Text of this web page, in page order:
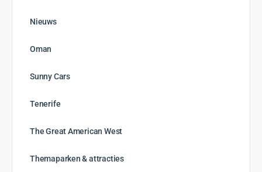
Nieuws
Oman
Sunny Cars
Tenerife
The Great American West
Themaparken & attracties